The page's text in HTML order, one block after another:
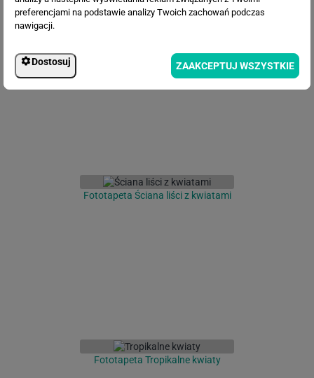
Fototapeta Ściana liści z kwiatami
Fototapeta Tropikalne kwiaty
preferencjami na podstawie analizy Twoich zachowań podczas
nawigacji.
Dostosuj ZAAKCEPTUJ WSZYSTKIE